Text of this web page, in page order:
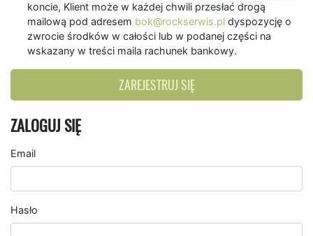
koncie, Klient może w każdej chwili przesłać drogą
mailową pod adresem bok@rockserwis.pl dyspozycję o
zwrocie środków w całości lub w podanej części na
wskazany w treści maila rachunek bankowy.
ZAREJESTRUJ SIĘ
ZALOGUJ SIĘ
Email
Hasło